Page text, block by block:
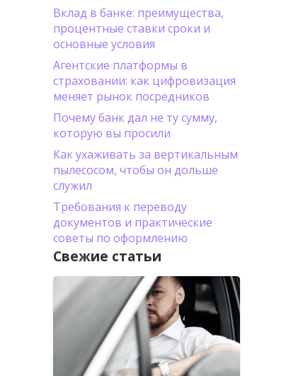
Вклад в банке: преимущества,
процентные ставки сроки и
основные условия
Агентские платформы в
страховании: как цифровизация
меняет рынок посредников
Почему банк дал не ту сумму,
которую вы просили
Как ухаживать за вертикальным
пылесосом, чтобы он дольше
служил
Требования к переводу
документов и практические
советы по оформлению
Свежие статьи